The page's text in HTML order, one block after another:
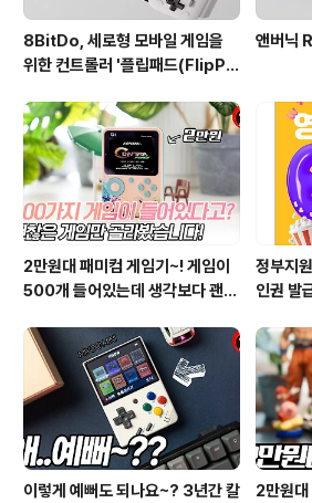
8BitDo, 세로형 모바일 게임을
위한 컨트롤러 '플립패드(FlipPa
앤버닉
2만원대 패미컴 게임기~! 게임이
500개 들어있는데 생각보다 괜찮
정부지
인권 발
이렇게 예뻐도 되나요~? 3년간 칼
2만원대